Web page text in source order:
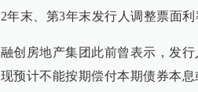
2年末、第3年末发行人调整票面
融创房地产集团此前曾表示，发
现预计不能按期偿付本期债券本